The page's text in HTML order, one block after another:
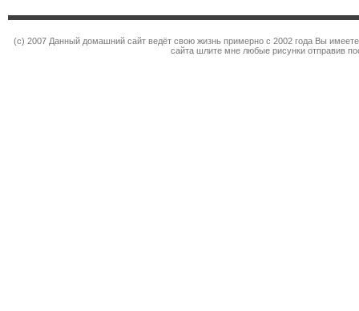
(c) 2007 Данный домашний сайт ведёт свою жизнь примерно с 2002 года Вы
сайта шлите мне любые рисунки отправив